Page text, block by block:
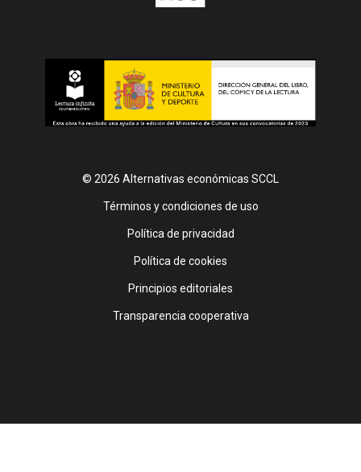
© 2026 Alternativas económicas SCCL
Footer
Términos y condiciones de uso
Política de privacidad
Política de cookies
Principios editoriales
Transparencia cooperativa